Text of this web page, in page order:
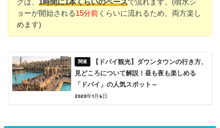
グは、1時間に1本くらいのペースで流れます。(噴水シ
ョーが開始される15分前 くらいに流れるため、両方楽し
めます)
【ドバイ観光】ダウンタウンの行き方、
見どころについて解説！昼も夜も楽しめる
「ドバイ」の人気スポット～
2020年1月6日